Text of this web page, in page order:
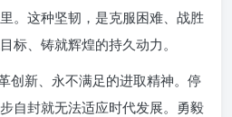
。这种坚韧，是克服困难、战胜
标、铸就辉煌的持久动力。
创新、永不满足的进取精神。停
自封就无法适应时代发展。勇毅